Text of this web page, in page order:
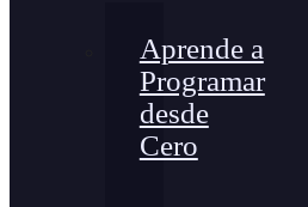
Aprende a
Programar
desde
Cero